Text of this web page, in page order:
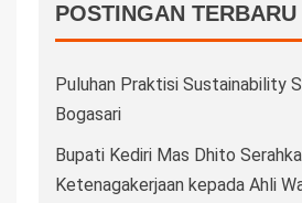
POSTINGAN TERBARU
Puluhan Praktisi Sustainability
Bogasari
Bupati Kediri Mas Dhito
Ketenagakerjaan kepada Ahli